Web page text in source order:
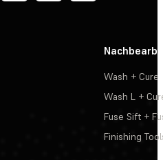
Wash + Cure
Wash L +
Fuse Sift +
Finishing